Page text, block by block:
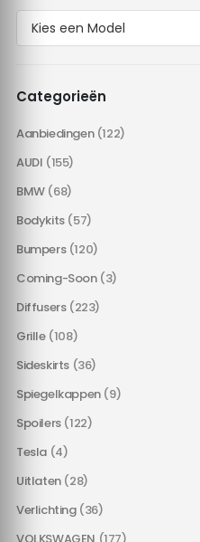
Categorieën
Aanbiedingen (122)
AUDI (155)
BMW (68)
Bodykits (57)
Bumpers (120)
Coming-Soon (3)
Diffusers (223)
Grille (108)
Sideskirts (36)
Spiegelkappen (9)
Spoilers (122)
Tesla (4)
Uitlaten (28)
Verlichting (36)